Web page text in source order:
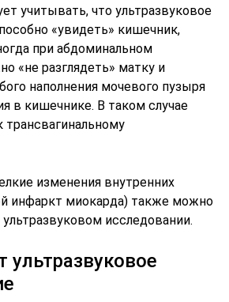
учитывать, что ультразвуковое
«увидеть» кишечник,
при абдоминальном
«не разглядеть» матку и
наполнения мочевого пузыря
в кишечнике. В таком случае
трансвагинальному
изменения внутренних
инфаркт миокарда) также можно
исследовании.
ультразвуковое